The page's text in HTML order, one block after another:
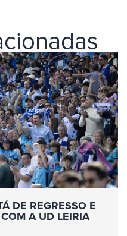
DE REGRESSO E
A UD LEIRIA